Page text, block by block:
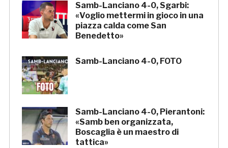
Samb-Lanciano 4-0, Sgarbi:
«Voglio mettermi in gioco in una
piazza calda come San
Benedetto»
Samb-Lanciano 4-0, FOTO
Samb-Lanciano 4-0, Pierantoni:
«Samb ben organizzata,
Boscaglia è un maestro di
tattica»